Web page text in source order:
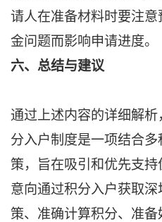
请人在准备材料时要注
金问题而影响申请进度。
六、总结与建议
通过上述内容的详细解
分入户制度是一项结合
策，旨在吸引和优先支
意向通过积分入户获取
策、准确计算积分、准